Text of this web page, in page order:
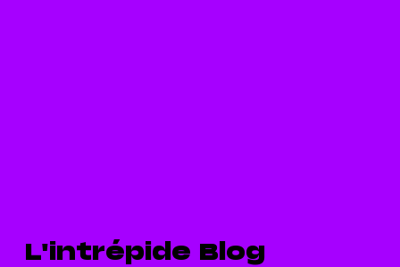
L'intrépide Blog